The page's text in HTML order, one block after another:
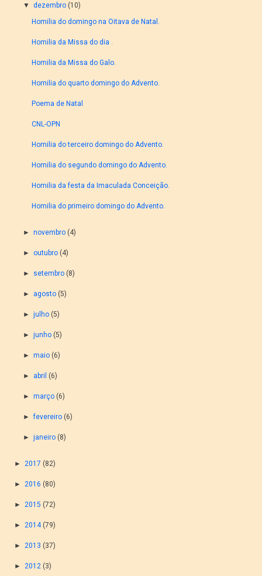
▼ dezembro (10)
Homilia do domingo na Oitava de Natal.
Homilia da Missa do dia .
Homilia da Missa do Galo.
Homilia do quarto domingo do Advento.
Poema de Natal
CNL-OPN
Homilia do terceiro domingo do Advento.
Homilia do segundo domingo do Advento.
Homilia da festa da Imaculada Conceição.
Homilia do primeiro domingo do Advento.
► novembro (4)
► outubro (4)
► setembro (8)
► agosto (5)
► julho (5)
► junho (5)
► maio (6)
► abril (6)
► março (6)
►fevereiro (6)
► janeiro (8)
► 2017 (82)
► 2016 (80)
► 2015 (72)
► 2014 (79)
► 2013 (37)
► 2012 (3)